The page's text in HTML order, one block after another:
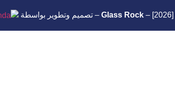
Glass Rock – [2026] – تصميم وتطوير بواسطة